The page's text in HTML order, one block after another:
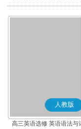
人教版
高三英语选修 英语语法与